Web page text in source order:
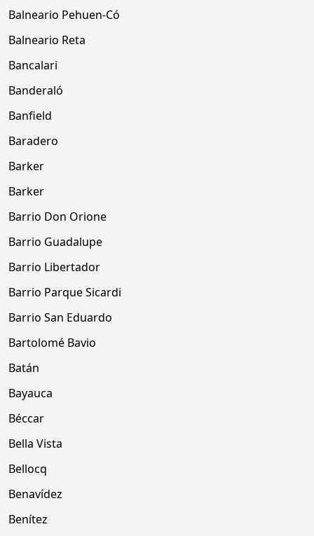
Balneario Pehuen-Có
Balneario Reta
Bancalari
Banderaló
Banfield
Baradero
Barker
Barker
Barrio Don Orione
Barrio Guadalupe
Barrio Libertador
Barrio Parque Sicardi
Barrio San Eduardo
Bartolomé Bavio
Batán
Bayauca
Béccar
Bella Vista
Bellocq
Benavídez
Benítez